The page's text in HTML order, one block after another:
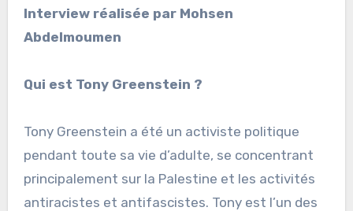
Interview réalisée par Mohsen
Abdelmoumen
Qui est Tony Greenstein ?
Tony Greenstein a été un activiste politique
pendant toute sa vie d’adulte, se concentrant
principalement sur la Palestine et les activités
antiracistes et antifascistes. Tony est l’un des